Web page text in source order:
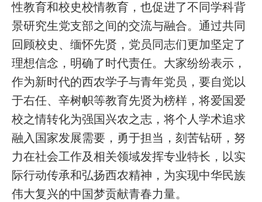
性教育和校史校情教育，也促进了不同学科背
景研究生党支部之间的交流与融合。通过共同
回顾校史、缅怀先贤，党员同志们更加坚定了
理想信念，明确了时代责任。大家纷纷表示，
作为新时代的西农学子与青年党员，要自觉以
于右任、辛树帜等教育先贤为榜样，将爱国爱
校之情转化为强国兴农之志，将个人学术追求
融入国家发展需要，勇于担当，刻苦钻研，努
力在社会工作及相关领域发挥专业特长，以实
际行动传承和弘扬西农精神，为实现中华民族
伟大复兴的中国梦贡献青春力量。